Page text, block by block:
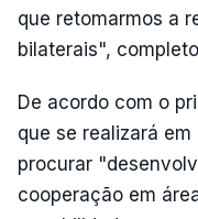
que retomarmos a
bilaterais",
De acordo com o
que se realizará
procurar
cooperação em